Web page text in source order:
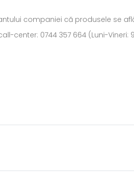
companiei că produsele se
center: 0744 357 664 (Luni-Vineri: